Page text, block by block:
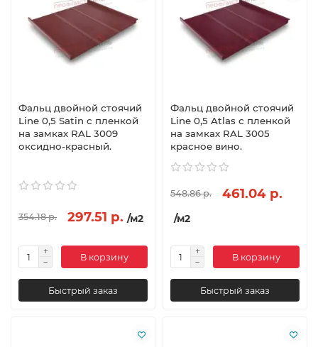
Фальц двойной стоячий
Line 0,5 Satin с пленкой
на замках RAL 3009
оксидно-красный.
354.18 р. 297.51 р. /м2
В корзину
Быстрый заказ
Фальц двойной стоячий
Line 0,5 Atlas с пленкой
на замках RAL 3005
красное вино.
548.86 р. 461.04 р.
/м2
В корзину
Быстрый заказ